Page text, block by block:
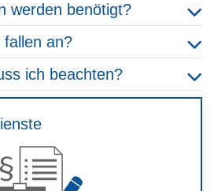
werden benötigt?
an?
ich beachten?